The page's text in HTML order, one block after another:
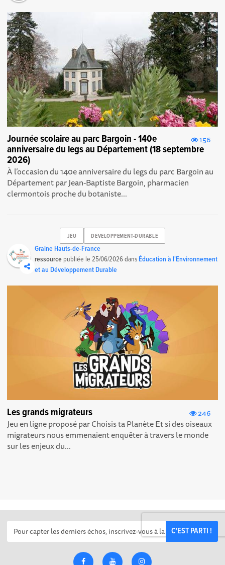
156
Journée scolaire au parc Bargoin - 140e
anniversaire du legs au Département (18 septembre
2026)
À l’occasion du 140e anniversaire du legs du parc Bargoin au
Département par Jean-Baptiste Bargoin, pharmacien
clermontois proche du botaniste...
JEU DEVELOPPEMENT-DURABLE
Graine Hauts-de-France
ressource publiée le25/06/2026dansÉducation à l'Environnement
et au Développement Durable
246
Les grands migrateurs
Jeu en ligne proposé par Choisis ta Planète Et si des oiseaux
migrateurs nous emmenaient enquêter à travers le monde
sur les enjeux du...
C'EST PARTI !